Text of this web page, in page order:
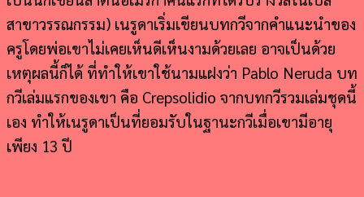
สาขาวรรณกรรม) เนรูดาเริ่มเขียนบทกวีจากคำแนะนำของ
ครูโดยพ่อเขาไม่เคยเห็นดีเห็นงามด้วยเลย อาจเป็นด้วย
เหตุผลนี้ก็ได้ ที่ทำให้เขาใช้นามแฝงว่า Pablo Neruda บท
กวีเล่มแรกของเขา คือ Crepsolidio จากบทกวีรวมเล่มชุดนี้
เอง ทำให้เนรูดาเป็นที่ยอมรับในฐานะกวีเมื่อเขามีอายุ
เพียง 13 ปี